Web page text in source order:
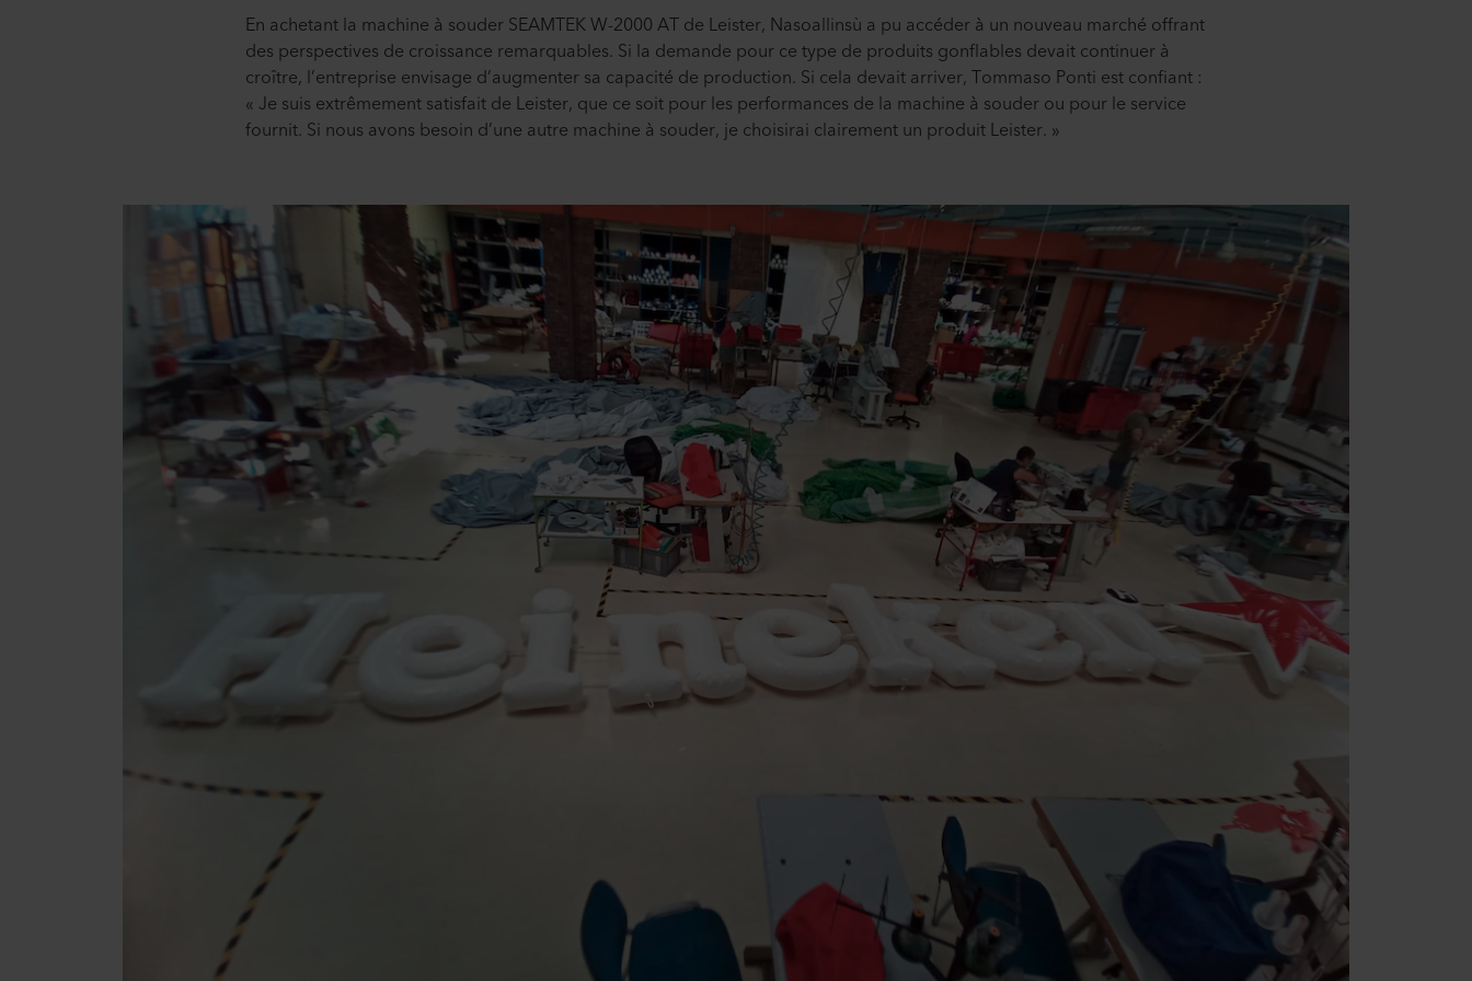
En achetant la machine à souder SEAMTEK W-2000 AT de Leister, Nasoallinsù a pu accéder à un nouveau marché offrant
des perspectives de croissance remarquables. Si la demande pour ce type de produits gonflables devait continuer à
croître, l’entreprise envisage d’augmenter sa capacité de production. Si cela devait arriver, Tommaso Ponti est confiant :
« Je suis extrêmement satisfait de Leister, que ce soit pour les performances de la machine à souder ou pour le service
fournit. Si nous avons besoin d’une autre machine à souder, je choisirai clairement un produit Leister. »